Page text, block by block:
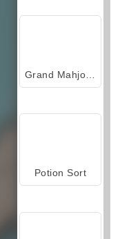
Potion Sort